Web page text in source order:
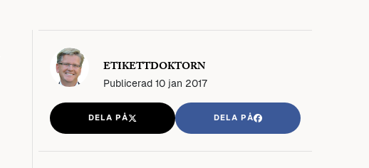
ETIKETTDOKTORN
Publicerad 10 jan 2017
DELA PÅ DELA PÅ